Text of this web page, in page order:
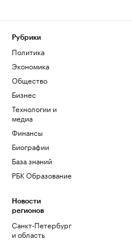
Рубрики
Политика
Экономика
Общество
Бизнес
Технологии и
медиа
Финансы
Биографии
База знаний
РБК Образование
Новости
регионов
Санкт-Петербург
и область